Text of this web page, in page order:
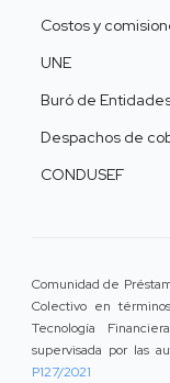
Costos y
UNE
Buró de
Despachos de
CONDUSEF
Comunidad de
Colectivo en
Tecnología
supervisada por las
P127/2021